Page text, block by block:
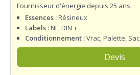
BLOG
ESPACE PRO
Fournisseur d'énergie depuis 25 ans.
Essences :Résineux
Labels :NF, DIN +
Conditionnement :Vrac, Palette, Sac
Devis